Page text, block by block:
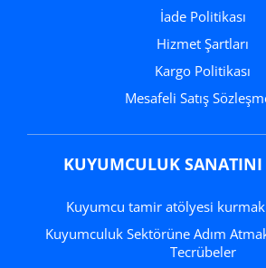
İade Politikası
Hizmet Şartları
Kargo Politikası
Mesafeli Satış
KUYUMCULUK SANATINI
Kuyumcu tamir atölyesi
Kuyumculuk Sektörüne Adım Atmak: İlk adımlar ve
Tecrübeler